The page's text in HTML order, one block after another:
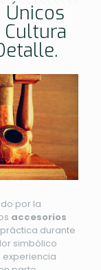
Únicos
por la
accesorios
durante
simbólico